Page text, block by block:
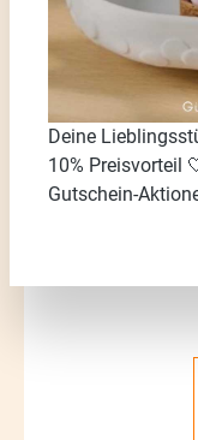
Bildergalerie
Deine
10% Preisvorteil
Gutschein-